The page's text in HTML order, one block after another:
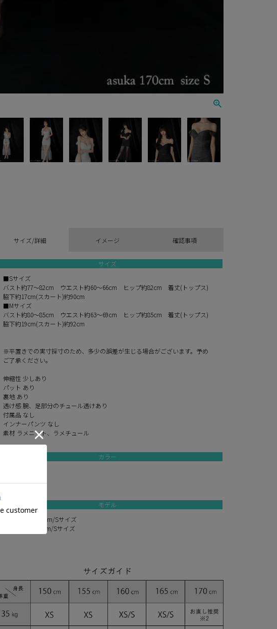
サイズ/詳細 イメージ 確認事項
サイズ
■Sサイズ
バスト約77～82cm ウエスト約60～66cm ヒップ約82cm 着丈(トップス)
脇下約17cm(スカート)約90cm
■Mサイズ
バスト約80～85cm ウエスト約63～69cm ヒップ約85cm 着丈(トップス)
脇下約19cm(スカート)約92cm
※平置きでの実寸採寸のため、多少の誤差が生じる場合がございます。予め
ご了承ください。
伸縮性 少しあり
パット あり
裏地 あり
透け感 腕、足部分のチュール透けあり
付属品 なし
インナーパンツ なし
素材 ラメニット、ラメチュール
カラー
モデル
あすか 身長170cm/Sサイズ
ゆめ 身長160cm/Sサイズ